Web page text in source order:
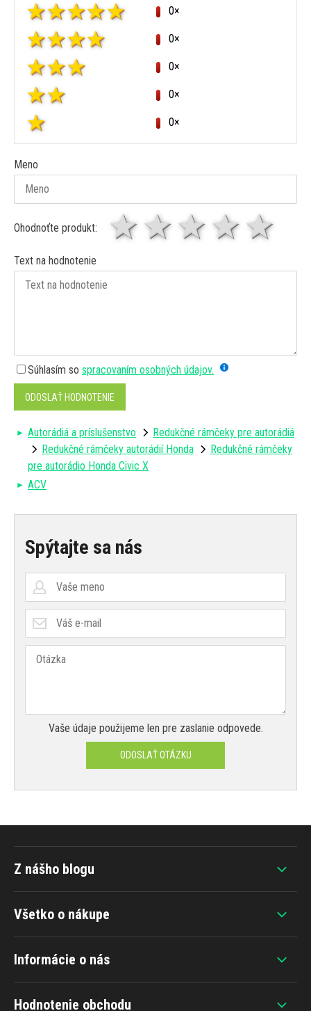
0×
0×
0×
0×
0×
Meno
Ohodnoťte produkt: 4
3
2 hviezdy
1 hviezda
Text na hodnotenie
Súhlasím so spracovaním osobných údajov.
ODOSLAŤ HODNOTENIE
Autorádiá a príslušenstvo
Redukčné rámčeky pre autorádiá
Redukčné rámčeky autorádií Honda
Redukčné rámčeky
pre autorádio Honda Civic X
ACV
Spýtajte sa nás
Vaše údaje použijeme len pre zaslanie odpovede.
ODOSLAŤ OTÁZKU
Všetko o nákupe
Informácie o nás
Hodnotenie obchodu
Z nášho blogu